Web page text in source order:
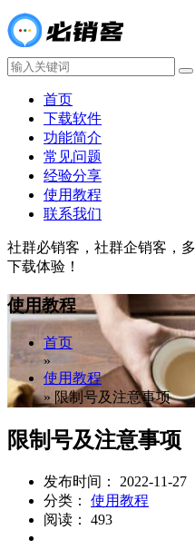
首页
下载软件
功能简介
常见问题
经验分享
使用教程
联系我们
社群必销客，社群企销客，
下载体验！
使用教程
首页
»
使用教程
» 限制号及注意事项
限制号及注意事项
发布时间： 2022-11-27
分类： 使用教程
阅读： 493